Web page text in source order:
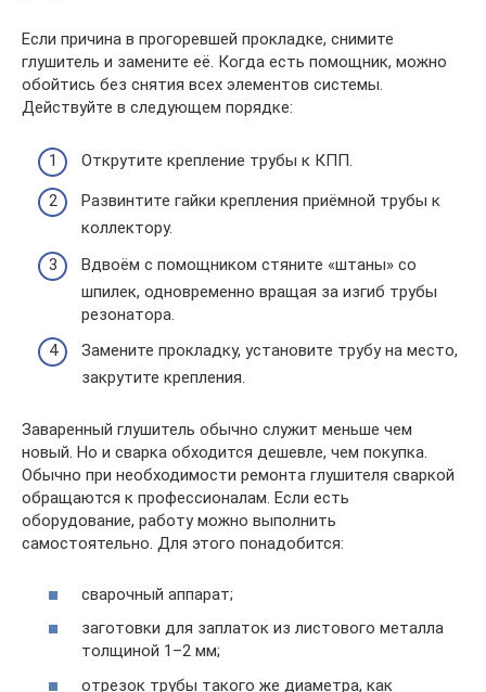
Если причина в прогоревшей прокладке, снимите
глушитель и замените её. Когда есть помощник, можно
обойтись без снятия всех элементов системы.
Действуйте в следующем порядке:
Открутите крепление трубы к КПП.
Развинтите гайки крепления приёмной трубы к
коллектору.
Вдвоём с помощником стяните «штаны» со
шпилек, одновременно вращая за изгиб трубы
резонатора.
Замените прокладку, установите трубу на место,
закрутите крепления.
Заваренный глушитель обычно служит меньше чем
новый. Но и сварка обходится дешевле, чем покупка.
Обычно при необходимости ремонта глушителя сваркой
обращаются к профессионалам. Если есть
оборудование, работу можно выполнить
самостоятельно. Для этого понадобится:
сварочный аппарат;
заготовки для заплаток из листового металла
толщиной 1–2 мм;
отрезок трубы такого же диаметра, как